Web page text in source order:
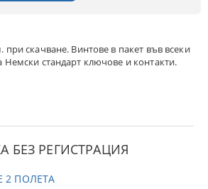
скачване. Винтове в пакет във всеки
стандарт ключове и контакти.
БЕЗ РЕГИСТРАЦИЯ
2 ПОЛЕТА